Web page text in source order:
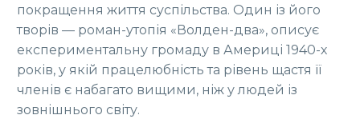
покращення життя суспільства. Один із його
творів — роман-утопія «Волден-два», описує
експериментальну громаду в Америці 1940-х
років, у якій працелюбність та рівень щастя її
членів є набагато вищими, ніж у людей із
зовнішнього світу.